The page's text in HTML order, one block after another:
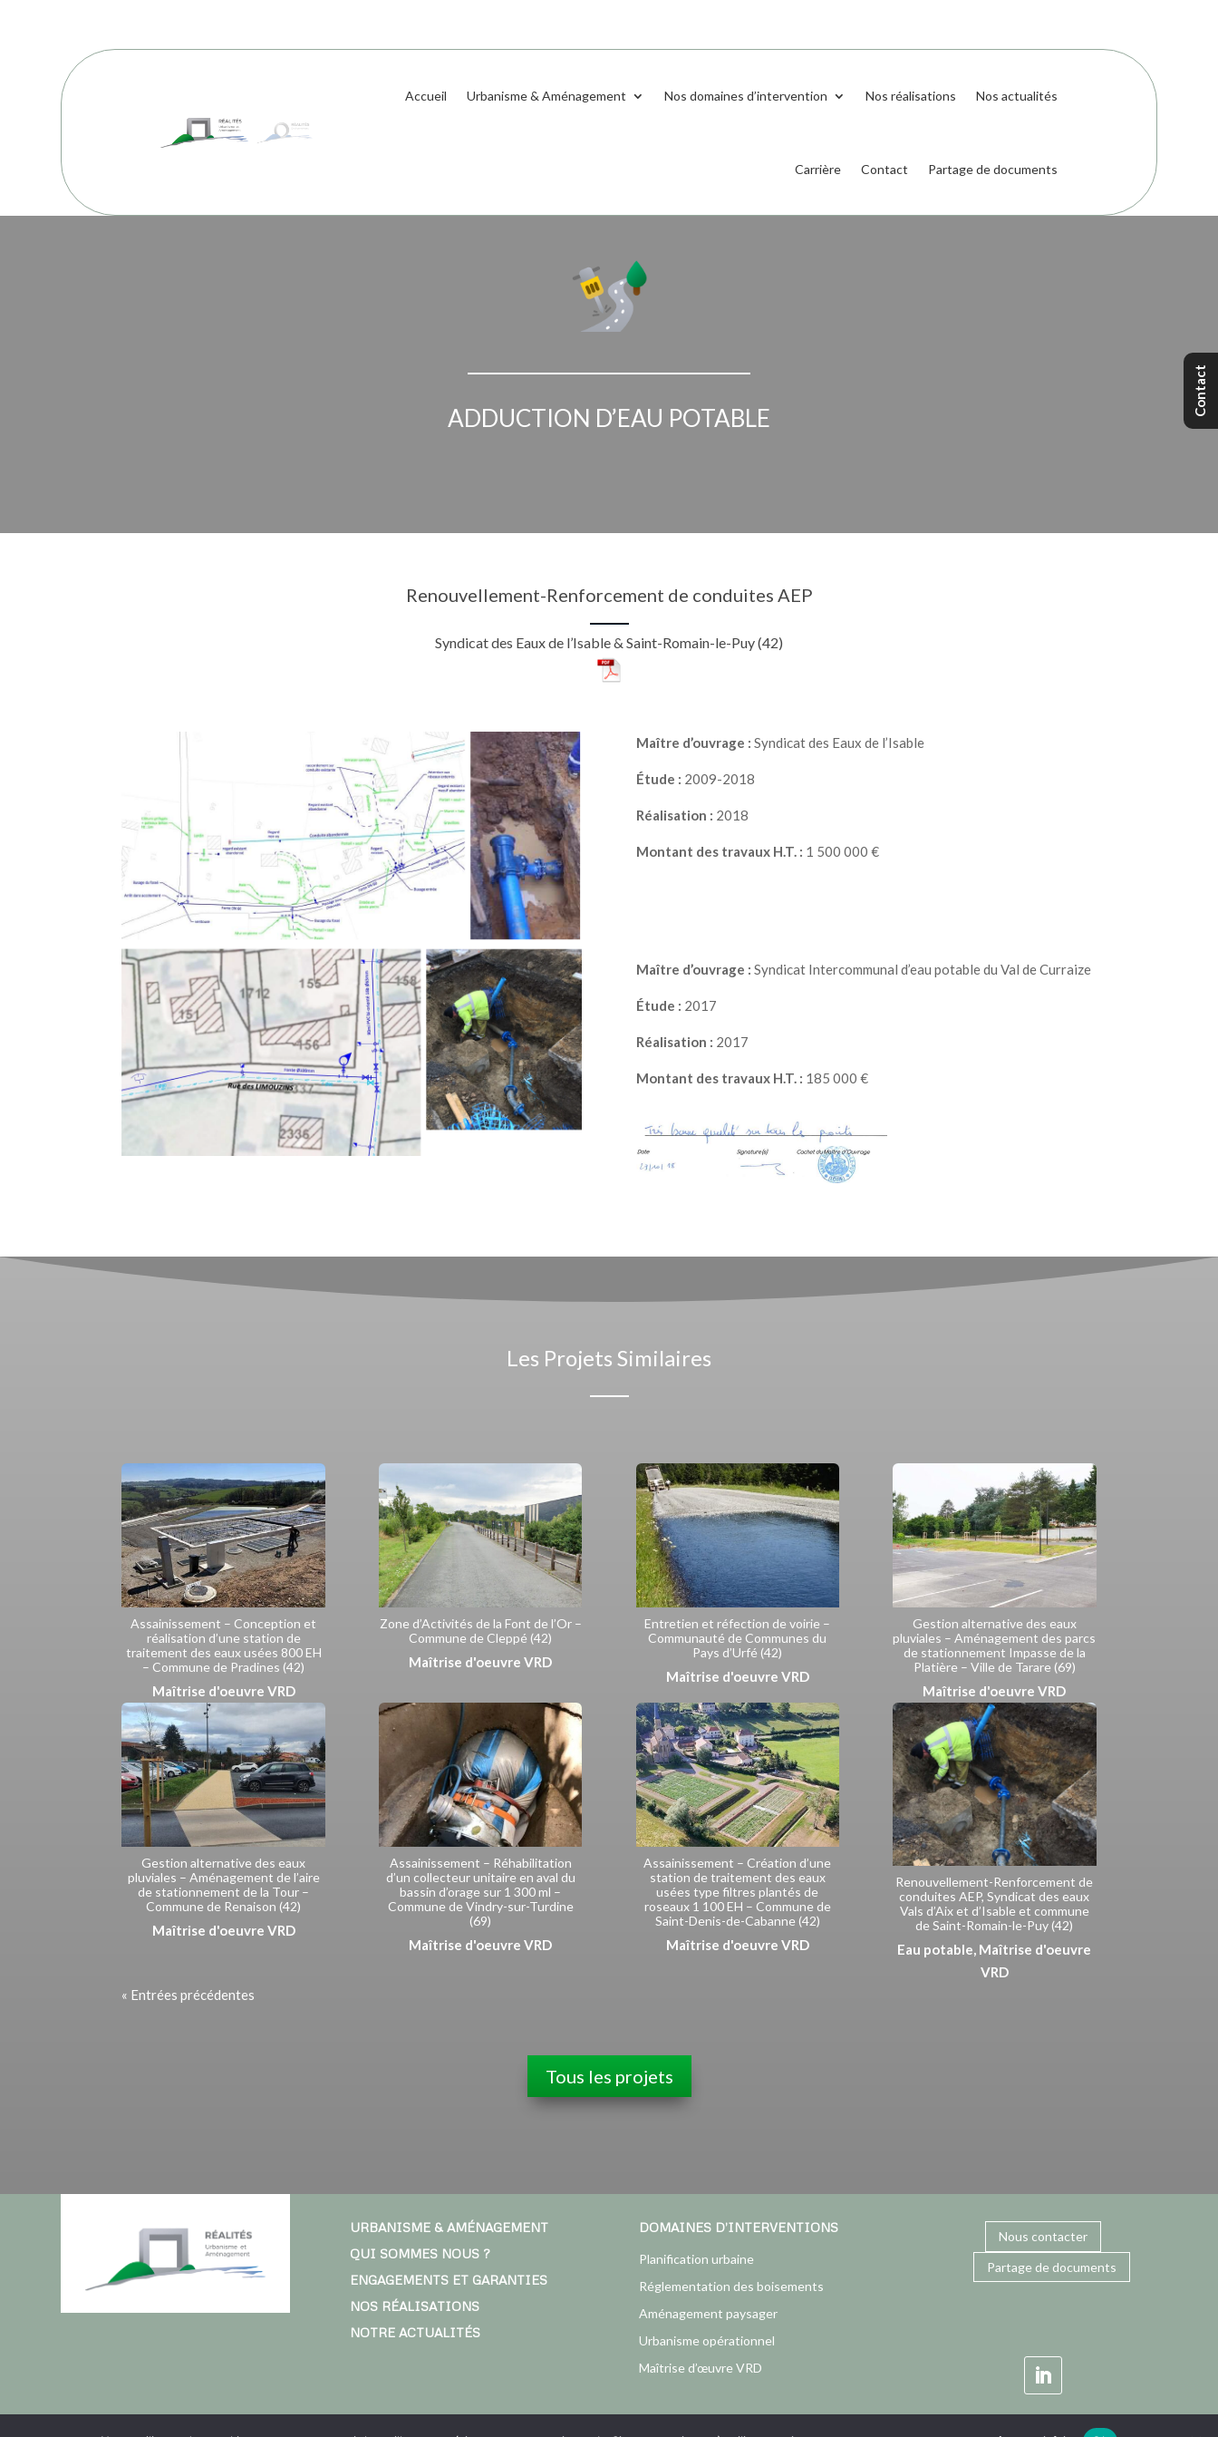
Accueil Urbanisme & Aménagement Nos domaines d’intervention Nos réalisations Nos actualités
Carrière Contact Partage de documents
ADDUCTION D’EAU POTABLE
Renouvellement-Renforcement de conduites AEP
Syndicat des Eaux de l’Isable & Saint-Romain-le-Puy (42)
Maître d’ouvrage : Syndicat des Eaux de l’Isable
Étude : 2009-2018
Réalisation : 2018
Montant des travaux H.T. : 1 500 000 €
Maître d’ouvrage : Syndicat Intercommunal d’eau potable du Val de Curraize
Étude : 2017
Réalisation : 2017
Montant des travaux H.T. : 185 000 €
Les Projets Similaires
Assainissement – Conception et
réalisation d’une station de
traitement des eaux usées 800 EH
– Commune de Pradines (42)
Maîtrise d'oeuvre VRD
Zone d’Activités de la Font de l’Or –
Commune de Cleppé (42)
Maîtrise d'oeuvre VRD
Entretien et réfection de voirie –
Communauté de Communes du
Pays d’Urfé (42)
Maîtrise d'oeuvre VRD
Gestion alternative des eaux
pluviales – Aménagement des parcs
de stationnement Impasse de la
Platière – Ville de Tarare (69)
Maîtrise d'oeuvre VRD
Gestion alternative des eaux
pluviales – Aménagement de l’aire
de stationnement de la Tour –
Commune de Renaison (42)
Maîtrise d'oeuvre VRD
Assainissement – Réhabilitation
d’un collecteur unitaire en aval du
bassin d’orage sur 1 300 ml –
Commune de Vindry-sur-Turdine
(69)
Maîtrise d'oeuvre VRD
Assainissement – Création d’une
station de traitement des eaux
usées type filtres plantés de
roseaux 1 100 EH – Commune de
Saint-Denis-de-Cabanne (42)
Maîtrise d'oeuvre VRD
Renouvellement-Renforcement de
conduites AEP, Syndicat des eaux
Vals d’Aix et d’Isable et commune
de Saint-Romain-le-Puy (42)
Eau potable, Maîtrise d'oeuvre
VRD
« Entrées précédentes
Tous les projets
URBANISME & AMÉNAGEMENT
QUI SOMMES NOUS ?
ENGAGEMENTS ET GARANTIES
NOS RÉALISATIONS
NOTRE ACTUALITÉS
DOMAINES D’INTERVENTIONS
Planification urbaine
Réglementation des boisements
Aménagement paysager
Urbanisme opérationnel
Maîtrise d’œuvre VRD
Nous contacter
Partage de documents
Contact